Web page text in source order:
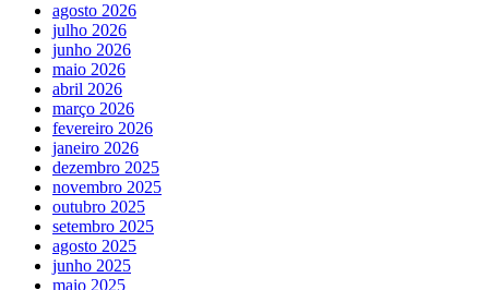
agosto 2026
julho 2026
junho 2026
maio 2026
abril 2026
março 2026
fevereiro 2026
janeiro 2026
dezembro 2025
novembro 2025
outubro 2025
setembro 2025
agosto 2025
junho 2025
maio 2025